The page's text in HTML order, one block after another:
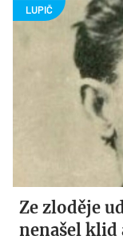
Ze zloděje
nenašel klid